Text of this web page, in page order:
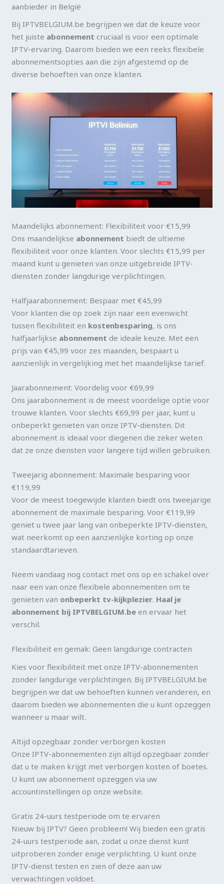
aanbieder in België
Bij IPTVBELGIUM.be begrijpen we dat de keuze voor
het juiste abonnement cruciaal is voor een optimale
IPTV-ervaring. Daarom bieden we een reeks flexibele
abonnementsopties aan die zijn afgestemd op de
diverse behoeften van onze klanten.
Maandelijks abonnement: Flexibiliteit voor €15,99
Ons maandelijkse abonnement biedt de ultieme
flexibiliteit voor onze klanten. Voor slechts €15,99 per
maand kunt u genieten van onze uitgebreide IPTV-
diensten zonder langdurige verplichtingen.
Halfjaarabonnement: Bespaar met €45,99
Voor klanten die op zoek zijn naar een evenwicht
tussen flexibiliteit en kostenbesparing, is ons
halfjaarlijkse abonnement de ideale keuze. Met een
prijs van €45,99 voor zes maanden, bespaart u
aanzienlijk in vergelijking met het maandelijkse tarief.
Jaarabonnement: Voordelig voor €69,99
Ons jaarabonnement is de meest voordelige optie voor
trouwe klanten. Voor slechts €69,99 per jaar, kunt u
onbeperkt genieten van onze IPTV-diensten. Dit
abonnement is ideaal voor diegenen die zeker weten
dat ze onze diensten voor langere tijd willen gebruiken.
Tweejarig abonnement: Maximale besparing voor
€119,99
Voor de meest toegewijde klanten biedt ons tweejarige
abonnement de maximale besparing. Voor €119,99
geniet u twee jaar lang van onbeperkte IPTV-diensten,
wat neerkomt op een aanzienlijke korting op onze
standaardtarieven.
Neem vandaag nog contact met ons op en schakel over
naar een van onze flexibele abonnementen om te
genieten van onbeperkt tv-kijkplezier. Haal je
abonnement bij IPTVBELGIUM.be en ervaar het
verschil.
Flexibiliteit en gemak: Geen langdurige contracten
Kies voor flexibiliteit met onze IPTV-abonnementen
zonder langdurige verplichtingen. Bij IPTVBELGIUM.be
begrijpen we dat uw behoeften kunnen veranderen, en
daarom bieden we abonnementen die u kunt opzeggen
wanneer u maar wilt.
Altijd opzegbaar zonder verborgen kosten
Onze IPTV-abonnementen zijn altijd opzegbaar zonder
dat u te maken krijgt met verborgen kosten of boetes.
U kunt uw abonnement opzeggen via uw
accountinstellingen op onze website.
Gratis 24-uurs testperiode om te ervaren
Nieuw bij IPTV? Geen probleem! Wij bieden een gratis
24-uurs testperiode aan, zodat u onze dienst kunt
uitproberen zonder enige verplichting. U kunt onze
IPTV-dienst testen en zien of deze aan uw
verwachtingen voldoet.